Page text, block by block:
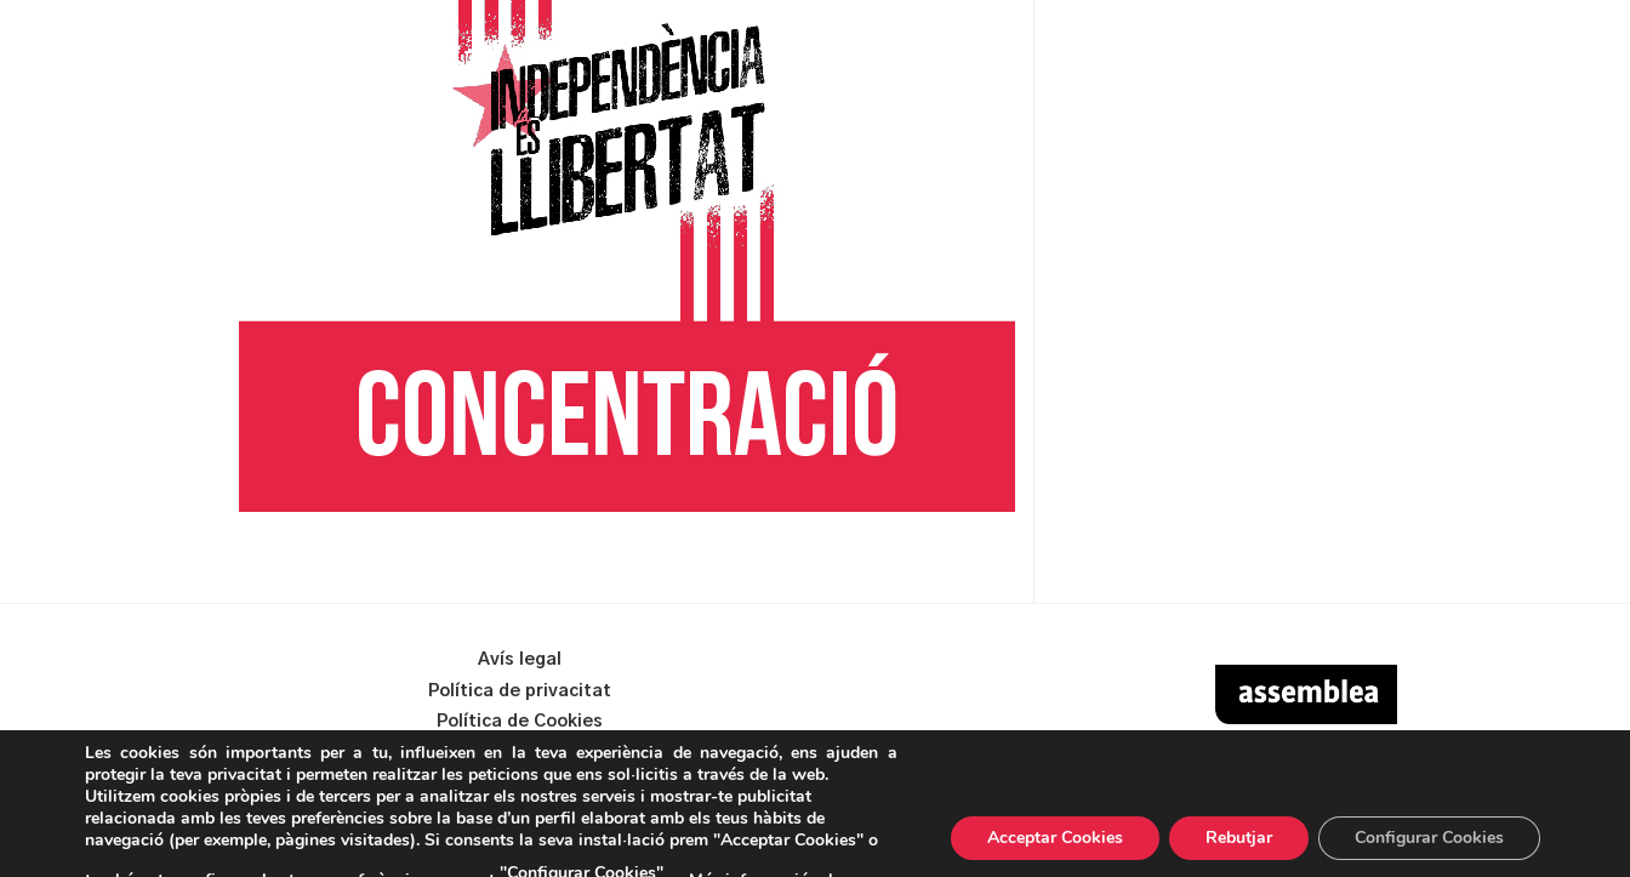
Avís legal
Política de privacitat
Política de Cookies
Les cookies són importants per a tu, influeixen en la teva experiència de navegació, ens ajuden a
protegir la teva privacitat i permeten realitzar les peticions que ens sol·licitis a través de la web.
Utilitzem cookies pròpies i de tercers per a analitzar els nostres serveis i mostrar-te publicitat
relacionada amb les teves preferències sobre la base d’un perfil elaborat amb els teus hàbits de
navegació (per exemple, pàgines visitades). Si consents la seva instal·lació prem "Acceptar Cookies" o
"Configurar Cookies"
Acceptar Cookies Rebutjar Configurar Cookies